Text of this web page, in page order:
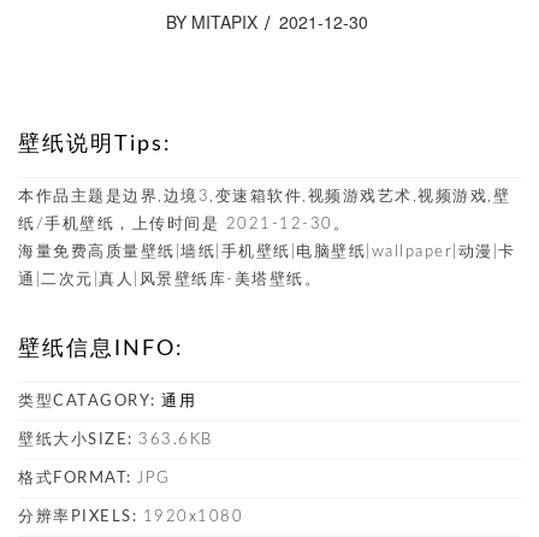
BY MITAPIX 2021-12-30
壁纸说明Tips:
本作品主题是边界,边境3,变速箱软件,视频游戏艺术,视频游戏,壁
纸/手机壁纸，上传时间是 2021-12-30。
海量免费高质量壁纸|墙纸|手机壁纸|电脑壁纸|wallpaper|动漫|卡
通|二次元|真人|风景壁纸库-美塔壁纸。
壁纸信息INFO:
类型CATAGORY: 通用
壁纸大小SIZE: 363.6KB
格式FORMAT: JPG
分辨率PIXELS: 1920x1080